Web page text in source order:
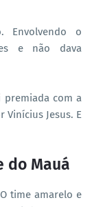
Envolvendo o
e não dava
premiada com a
Jesus. E
do Mauá
time amarelo e